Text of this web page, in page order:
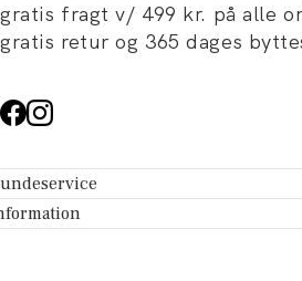
gratis fragt v/ 499 kr. på alle
gratis retur og 365 dages
- Hjælpecenter
Tøjeksperten